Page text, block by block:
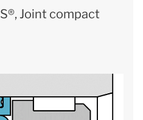
Joint compact